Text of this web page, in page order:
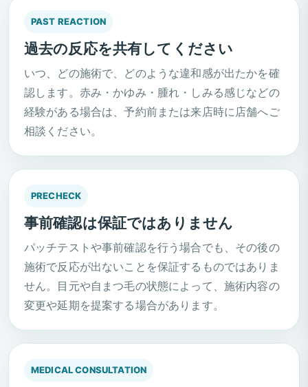
PAST REACTION
過去の反応を共有してください
いつ、どの施術で、どのような違和感が出たかを確
認します。赤み・かゆみ・腫れ・しみる感じなどの
経験がある場合は、予約前または来店時に店舗へご
相談ください。
PRECHECK
事前確認は保証ではありません
パッチテストや事前確認を行う場合でも、その後の
施術で反応が出ないことを保証するものではありま
せん。目元や自まつ毛の状態によって、施術内容の
変更や延期を提案する場合があります。
MEDICAL CONSULTATION